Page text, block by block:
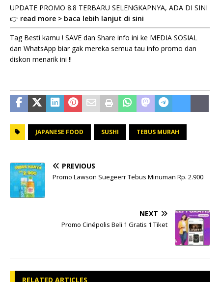
UPDATE PROMO 8.8 TERBARU SELENGKAPNYA, ADA DI SINI
👉 read more > baca lebih lanjut di sini
Tag Besti kamu ! SAVE dan Share info ini ke MEDIA SOSIAL
dan WhatsApp biar gak mereka semua tau info promo dan
diskon menarik ini !!
JAPANESE FOOD SUSHI TEBUS MURAH
PREVIOUS
Promo Lawson Suegeerr Tebus Minuman Rp. 2.900
NEXT
Promo Cinépolis Beli 1 Gratis 1 Tiket
RELATED ARTICLES